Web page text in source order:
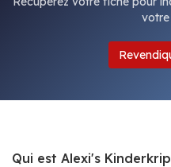
Qui est Alexi's